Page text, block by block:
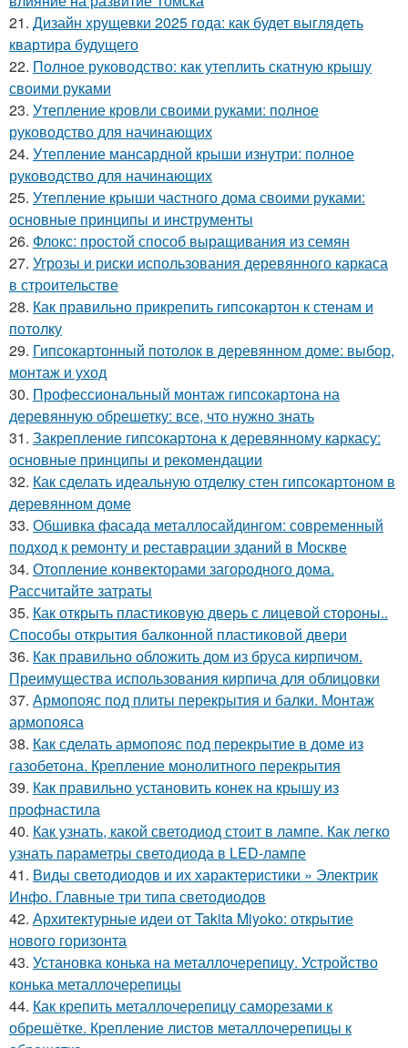
21. Дизайн хрущевки 2025 года: как будет выглядеть
квартира будущего
22. Полное руководство: как утеплить скатную крышу
своими руками
23. Утепление кровли своими руками: полное
руководство для начинающих
24. Утепление мансардной крыши изнутри: полное
руководство для начинающих
25. Утепление крыши частного дома своими руками:
основные принципы и инструменты
26. Флокс: простой способ выращивания из семян
27. Угрозы и риски использования деревянного каркаса
в строительстве
28. Как правильно прикрепить гипсокартон к стенам и
потолку
29. Гипсокартонный потолок в деревянном доме: выбор,
монтаж и уход
30. Профессиональный монтаж гипсокартона на
деревянную обрешетку: все, что нужно знать
31. Закрепление гипсокартона к деревянному каркасу:
основные принципы и рекомендации
32. Как сделать идеальную отделку стен гипсокартоном в
деревянном доме
33. Обшивка фасада металлосайдингом: современный
подход к ремонту и реставрации зданий в Москве
34. Отопление конвекторами загородного дома.
Рассчитайте затраты
35. Как открыть пластиковую дверь с лицевой стороны..
Способы открытия балконной пластиковой двери
36. Как правильно обложить дом из бруса кирпичом.
Преимущества использования кирпича для облицовки
37. Армопояс под плиты перекрытия и балки. Монтаж
армопояса
38. Как сделать армопояс под перекрытие в доме из
газобетона. Крепление монолитного перекрытия
39. Как правильно установить конек на крышу из
профнастила
40. Как узнать, какой светодиод стоит в лампе. Как легко
узнать параметры светодиода в LED-лампе
41. Виды светодиодов и их характеристики » Электрик
Инфо. Главные три типа светодиодов
42. Архитектурные идеи от Takita Miyoko: открытие
нового горизонта
43. Установка конька на металлочерепицу. Устройство
конька металлочерепицы
44. Как крепить металлочерепицу саморезами к
обрешётке. Крепление листов металлочерепицы к